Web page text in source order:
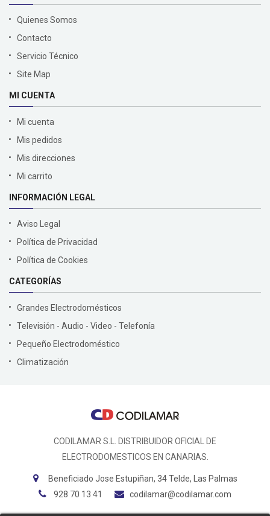
Quienes Somos
Contacto
Servicio Técnico
Site Map
MI CUENTA
Mi cuenta
Mis pedidos
Mis direcciones
Mi carrito
INFORMACIÓN LEGAL
Aviso Legal
Política de Privacidad
Política de Cookies
CATEGORÍAS
Grandes Electrodomésticos
Televisión - Audio - Video - Telefonía
Pequeño Electrodoméstico
Climatización
CODILAMAR S.L. DISTRIBUIDOR OFICIAL DE
ELECTRODOMESTICOS EN CANARIAS.
Beneficiado Jose Estupiñan, 34 Telde, Las Palmas
928 70 13 41
codilamar@codilamar.com